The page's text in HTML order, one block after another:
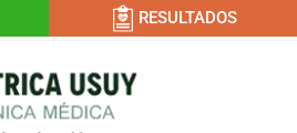
RESULTADOS